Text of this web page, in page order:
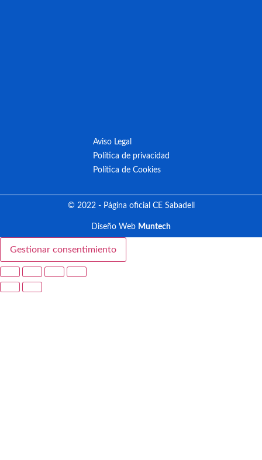
Aviso Legal
Política de privacidad
Política de Cookies
© 2022 - Página oficial CE Sabadell
Diseño Web Muntech
Gestionar consentimiento